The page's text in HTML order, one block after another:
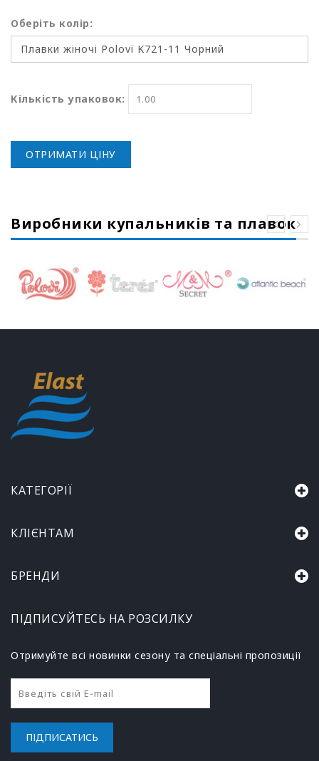
Оберіть колір:
Кількість упаковок:
ОТРИМАТИ ЦІНУ
Виробники купальників та плавок
КАТЕГОРІЇ
КЛІЄНТАМ
БРЕНДИ
ПІДПИСУЙТЕСЬ НА РОЗСИЛКУ
Отримуйте всі новинки сезону та спеціальні пропозиції
ПІДПИСАТИСЬ